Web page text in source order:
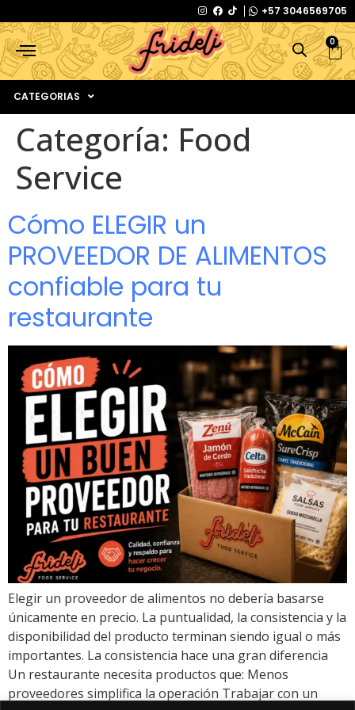
+57 3046569705
0
CATEGORIAS
Categoría: Food
Service
Cómo ELEGIR un
PROVEEDOR DE ALIMENTOS
confiable para tu
restaurante
Elegir un proveedor de alimentos no debería basarse
únicamente en precio. La puntualidad, la consistencia y la
disponibilidad del producto terminan siendo igual o más
importantes. La consistencia hace una gran diferencia
Un restaurante necesita productos que: Menos
proveedores simplifica la operación Trabajar con un